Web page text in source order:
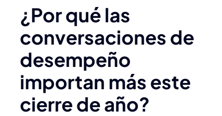
PIDE
Tecnología
Contacto
¿Por qué las
conversaciones de
desempeño
importan más este
cierre de año?